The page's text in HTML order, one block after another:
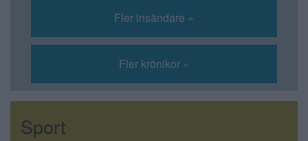
Fler insändare »
Fler krönikor »
Sport